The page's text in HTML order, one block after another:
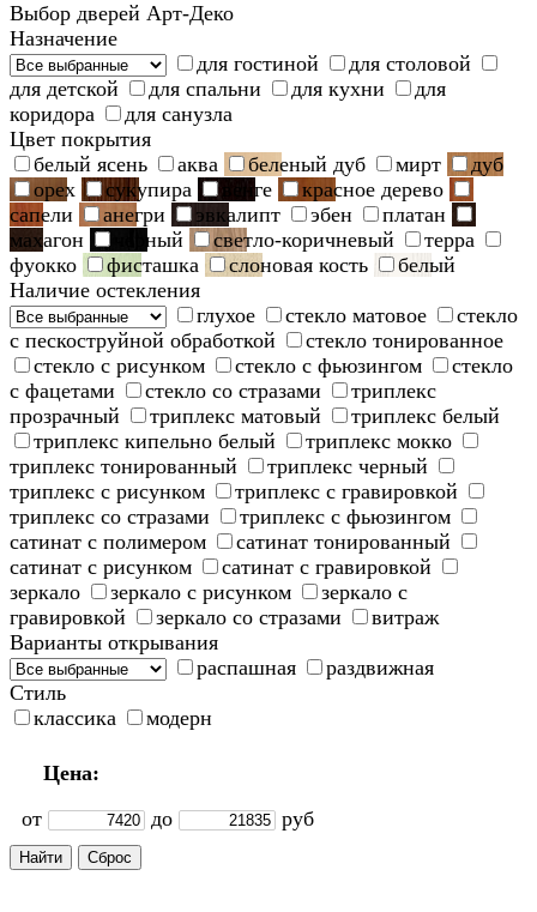
Выбор дверей Арт-Деко
Назначение
для гостиной
для столовой
для детской
для спальни для кухни
для
коридора
для санузла
Цвет покрытия
белый ясень
аква беленый дуб мирт
дуб
орех
сукупира венге
красное дерево
сапели
анегри эвкалипт эбен
платан
махагон
черный светло-коричневый
терра
фуокко
фисташка слоновая кость
белый
Наличие остекления
глухое
стекло матовое
стекло
с пескоструйной обработкой
стекло тонированное
стекло с рисунком
стекло с фьюзингом
стекло
с фацетами
стекло со стразами
триплекс
прозрачный
триплекс матовый
триплекс белый
триплекс кипельно белый
триплекс мокко
триплекс тонированный
триплекс черный
триплекс с рисунком
триплекс с гравировкой
триплекс со стразами
триплекс с фьюзингом
сатинат с полимером
сатинат тонированный
сатинат с рисунком
сатинат с гравировкой
зеркало
зеркало с рисунком
зеркало с
гравировкой
зеркало со стразами
витраж
Варианты открывания
распашная
раздвижная
Стиль
классика
модерн
Цена:
от
до руб